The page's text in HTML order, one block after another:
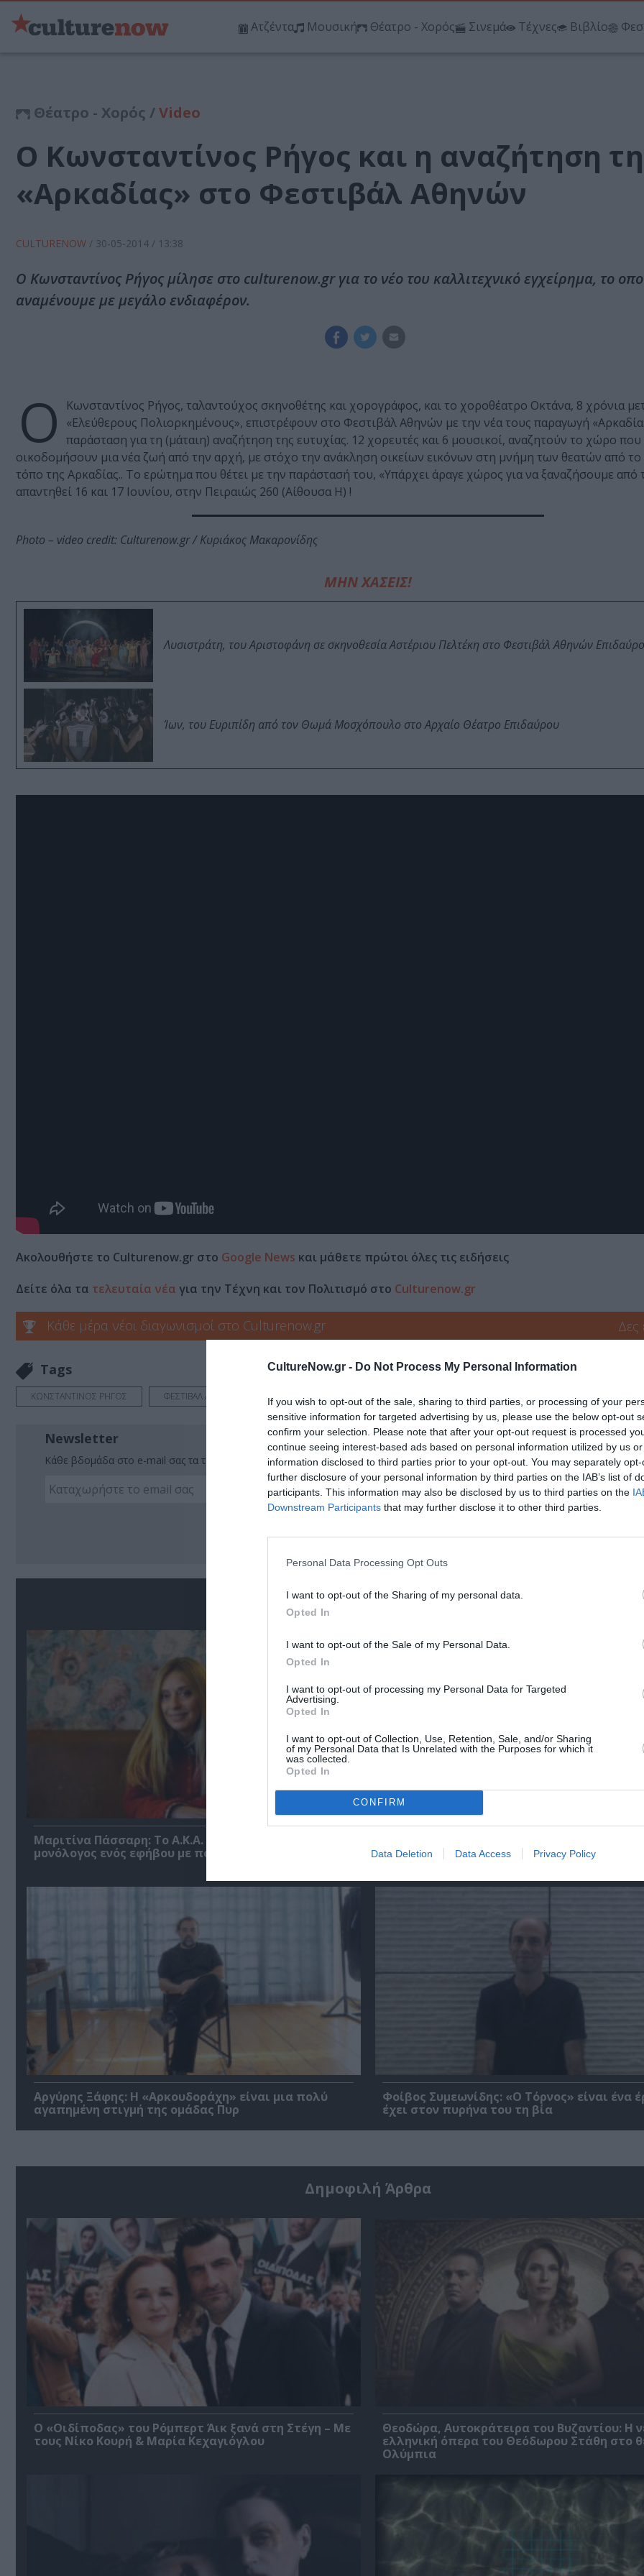
CultureNow.gr - Do Not Process My Personal Information
If you wish to opt-out of the sale, sharing to third parties, or processing of your
sensitive information for targeted advertising by us, please use the below opt-out
confirm your selection. Please note that after your opt-out request is processed
continue seeing interest-based ads based on personal information utilized by us
information disclosed to third parties prior to your opt-out. You may separately
further disclosure of your personal information by third parties on the IAB’s list of
participants. This information may also be disclosed by us to third parties on the
Downstream Participants that may further disclose it to other third parties.
Personal Data Processing Opt Outs
I want to opt-out of the Sharing of my personal data.
Opted In
I want to opt-out of the Sale of my Personal Data.
Opted In
I want to opt-out of processing my Personal Data for Targeted
Advertising.
Opted In
I want to opt-out of Collection, Use, Retention, Sale, and/or Sharing
of my Personal Data that Is Unrelated with the Purposes for which it
was collected.
Opted In
CONFIRM
Data Deletion Data Access Privacy Policy
Ατζέντα Μουσική Θέατρο - Χορός Σινεμά Τέχνες Βιβλίο
Θέατρο - Χορός /Video
Ο Κωνσταντίνος Ρήγος και η αναζήτηση
«Αρκαδίας» στο Φεστιβάλ Αθηνών
CULTURENOW / 30-05-2014 / 13:38
Ο Κωνσταντίνος Ρήγος μίλησε στο culturenow.gr για το νέο του καλλιτεχνικό εγχείρημα, το
αναμένουμε με μεγάλο ενδιαφέρον.
Ο
Κωνσταντίνος Ρήγος, ταλαντούχος σκηνοθέτης και χορογράφος, και το χοροθέατρο Οκτάνα, 8 χρόνια
«Ελεύθερους Πολιορκημένους», επιστρέφουν στο Φεστιβάλ Αθηνών με την νέα τους παραγωγή
παράσταση για τη (μάταιη) αναζήτηση της ευτυχίας. 12 χορευτές και 6 μουσικοί, αναζητούν το χώρο που
οικοδομήσουν μια νέα ζωή από την αρχή, με στόχο την ανάκληση οικείων εικόνων στη μνήμη των θεατών από
τόπο της Αρκαδίας.. Το ερώτημα που θέτει με την παράστασή του, «Υπάρχει άραγε χώρος για να ξαναζήσουμε από
απαντηθεί 16 και 17 Ιουνίου, στην Πειραιώς 260 (Αίθουσα Η) !
Photo – video credit: Culturenow.gr / Κυριάκος Μακαρονίδης
ΜΗΝ ΧΑΣΕΙΣ!
Λυσιστράτη, του Αριστοφάνη σε σκηνοθεσία Αστέριου Πελτέκη στο Φεστιβάλ Αθηνών
Ίων, του Ευριπίδη από τον Θωμά Μοσχόπουλο στο Αρχαίο Θέατρο Επιδαύρου
Ακολουθήστε το Culturenow.gr στο Google News και μάθετε πρώτοι όλες τις ειδήσεις
Δείτε όλα τα τελευταία νέα για την Τέχνη και τον Πολιτισμό στο Culturenow.gr
Κάθε μέρα νέοι διαγωνισμοί στο Culturenow.gr Δες
Tags
ΚΩΝΣΤΑΝΤΙΝΟΣ ΡΗΓΟΣ ΦΕΣΤΙΒΑΛ ΑΘΗΝΩΝ ΚΑΙ ΕΠΙΔΑΥΡΟΥ ΧΟΡΟΘΕΑΤΡΟ ΟΚΤΑΝΑ
Newsletter
Κάθε βδομάδα στο e-mail σας τα τελευταία νέα για την Τέχνη και τον Πολιτισμό!
Σχετικά Video
Μαριτίνα Πάσσαρη: Το Α.Κ.Α. είναι ένας εκρηκτικός
μονόλογος ενός εφήβου με πολιτική χροιά
πολύ ωραία το πόσο εξαρτημένος είναι ο
Αργύρης Ξάφης: Η «Αρκουδοράχη» είναι μια πολύ
αγαπημένη στιγμή της ομάδας Πυρ
Φοίβος Συμεωνίδης: «Ο Τόρνος» είναι ένα
έχει στον πυρήνα του τη βία
Δημοφιλή Άρθρα
O «Οιδίποδας» του Ρόμπερτ Άικ ξανά στη Στέγη – Με
τους Νίκο Κουρή & Μαρία Κεχαγιόγλου
Θεοδώρα, Αυτοκράτειρα του Βυζαντίου: Η
ελληνική όπερα του Θεόδωρου Στάθη στο
Ολύμπια